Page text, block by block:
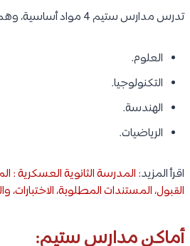
تدرس مدارس ستيم 4 مواد أساسية، وهم كما يلي:
العلوم.
التكنولوجيا.
الهندسة.
الرياضيات.
اقرأ المزيد: المدرسة الثانوية العسكرية :
القبول، المستندات المطلوبة، الاختبارات،
أماكن مدارس ستيم: